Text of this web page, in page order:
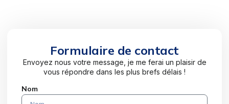
Formulaire de contact
Envoyez nous votre message, je me ferai un plaisir de
vous répondre dans les plus brefs délais !
Nom